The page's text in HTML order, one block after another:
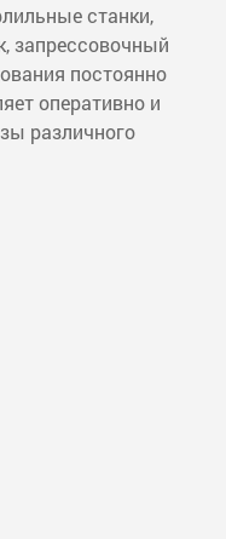
станки,
запрессовочный
постоянно
оперативно и
различного